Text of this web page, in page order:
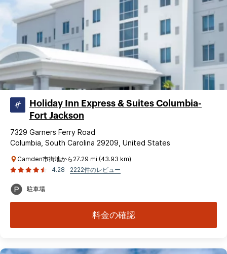
Holiday Inn Express & Suites Columbia-
Fort Jackson
7329 Garners Ferry Road
Columbia, South Carolina 29209, United States
Camden市街地から27.29 mi (43.93 km)
4.28
2222件のレビュー
駐車場
料金の確認